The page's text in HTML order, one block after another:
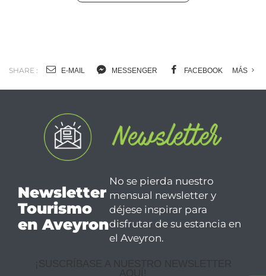
SHARE : E-MAIL MESSENGER FACEBOOK MÁS
Newsletter
Tourismo
en Aveyron
No se pierda nuestro
mensual newsletter y
déjese inspirar para
disfrutar de su estancia en
el Aveyron.
¡SUSCRÍBASE A NUESTRO NEWSLETTER
AQUÍ!